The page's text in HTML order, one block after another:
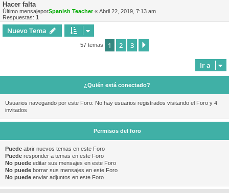
Hacer falta
Último mensajeporSpanish Teacher« Abril 22, 2019, 7:13 am
Respuestas: 1
Nuevo Tema
57 temas 1 2 3
Ir a
¿Quién está conectado?
Usuarios navegando por este Foro: No hay usuarios registrados visitando el Foro y 4
invitados
Permisos del foro
Puede abrir nuevos temas en este Foro
Puede responder a temas en este Foro
No puede editar sus mensajes en este Foro
No puede borrar sus mensajes en este Foro
No puede enviar adjuntos en este Foro